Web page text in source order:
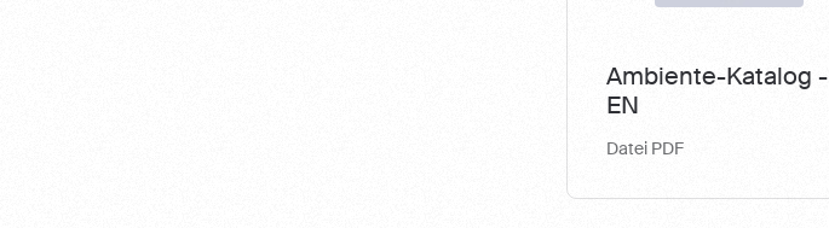
Ambiente-Katalog -
EN
Datei PDF